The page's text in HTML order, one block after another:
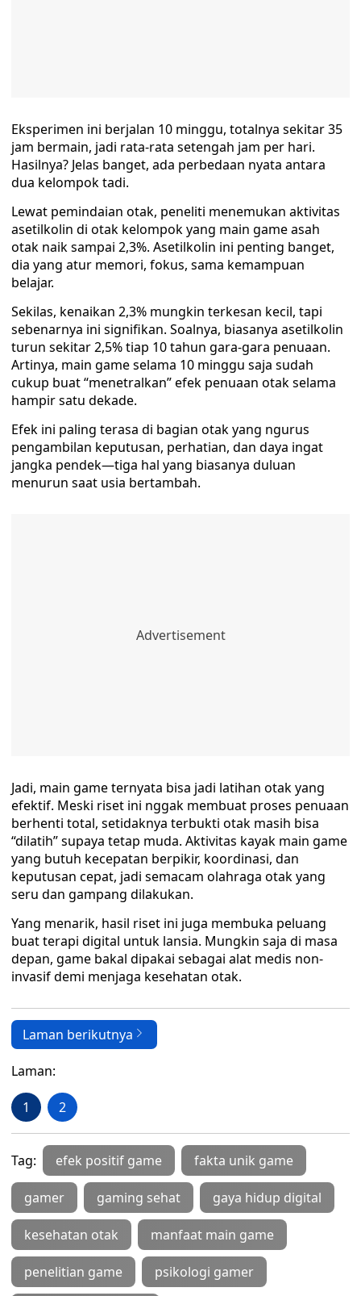
Eksperimen ini berjalan 10 minggu, totalnya sekitar 35
jam bermain, jadi rata-rata setengah jam per hari.
Hasilnya? Jelas banget, ada perbedaan nyata antara
dua kelompok tadi.
Lewat pemindaian otak, peneliti menemukan aktivitas
asetilkolin di otak kelompok yang main game asah
otak naik sampai 2,3%. Asetilkolin ini penting banget,
dia yang atur memori, fokus, sama kemampuan
belajar.
Sekilas, kenaikan 2,3% mungkin terkesan kecil, tapi
sebenarnya ini signifikan. Soalnya, biasanya asetilkolin
turun sekitar 2,5% tiap 10 tahun gara-gara penuaan.
Artinya, main game selama 10 minggu saja sudah
cukup buat “menetralkan” efek penuaan otak selama
hampir satu dekade.
Efek ini paling terasa di bagian otak yang ngurus
pengambilan keputusan, perhatian, dan daya ingat
jangka pendek—tiga hal yang biasanya duluan
menurun saat usia bertambah.
Jadi, main game ternyata bisa jadi latihan otak yang
efektif. Meski riset ini nggak membuat proses penuaan
berhenti total, setidaknya terbukti otak masih bisa
“dilatih” supaya tetap muda. Aktivitas kayak main game
yang butuh kecepatan berpikir, koordinasi, dan
keputusan cepat, jadi semacam olahraga otak yang
seru dan gampang dilakukan.
Yang menarik, hasil riset ini juga membuka peluang
buat terapi digital untuk lansia. Mungkin saja di masa
depan, game bakal dipakai sebagai alat medis non-
invasif demi menjaga kesehatan otak.
Laman berikutnya
Laman:
1 2
Tag: efek positif game fakta unik game
gamer gaming sehat gaya hidup digital
kesehatan otak manfaat main game
penelitian game psikologi gamer